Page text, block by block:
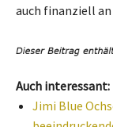
auch finanziell
Auch interessant:
Jimi Blue